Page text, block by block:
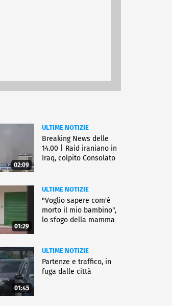
02:09
ULTIME NOTIZIE
Breaking News delle
14.00 | Raid iraniano in
Iraq, colpito Consolato
01:29
ULTIME NOTIZIE
"Voglio sapere com'è
morto il mio bambino",
lo sfogo della mamma
01:45
ULTIME NOTIZIE
Partenze e traffico, in
fuga dalle città